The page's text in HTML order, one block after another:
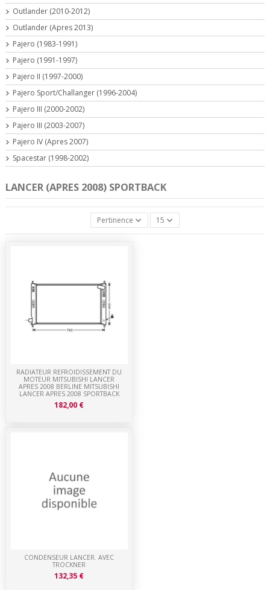
LANCER (APRES 2008) SPORTBACK
Pertinence 15
CONDENSEUR LANCER. AVEC
TROCKNER
132,35 €
RADIATEUR REFROIDISSEMENT DU
MOTEUR MITSUBISHI LANCER
APRES 2008 BERLINE MITSUBISHI
LANCER APRES 2008 SPORTBACK
182,00 €
Outlander (2010-2012)
Outlander (Apres 2013)
Pajero (1983-1991)
Pajero (1991-1997)
Pajero II (1997-2000)
Pajero Sport/Challanger (1996-2004)
Pajero III (2000-2002)
Pajero III (2003-2007)
Pajero IV (Apres 2007)
Spacestar (1998-2002)